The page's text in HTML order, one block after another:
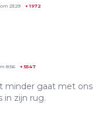
23:29 +1972
8:56 +5547
minder gaat met ons
in zijn rug.